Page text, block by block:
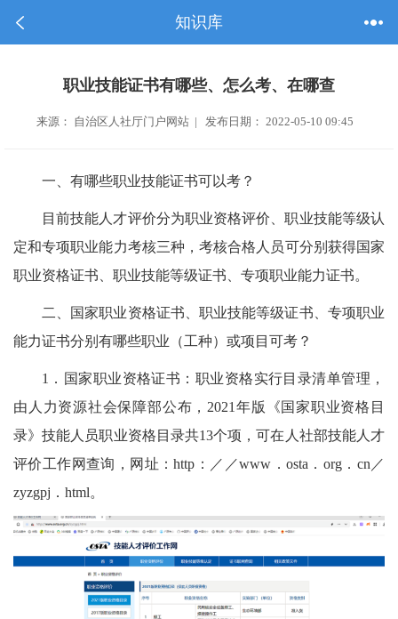
知识库
职业技能证书有哪些、怎么考、在哪查
来源： 自治区人社厅门户网站 | 发布日期： 2022-05-10 09:45
一、有哪些职业技能证书可以考？
目前技能人才评价分为职业资格评价、职业技能等级认
定和专项职业能力考核三种，考核合格人员可分别获得国家
职业资格证书、职业技能等级证书、专项职业能力证书。
二、国家职业资格证书、职业技能等级证书、专项职业
能力证书分别有哪些职业（工种）或项目可考？
1．国家职业资格证书：职业资格实行目录清单管理，
由人力资源社会保障部公布，2021年版《国家职业资格目
录》技能人员职业资格目录共13个项，可在人社部技能人才
评价工作网查询，网址：http：／／www．osta．org．cn／
zyzgpj．html。